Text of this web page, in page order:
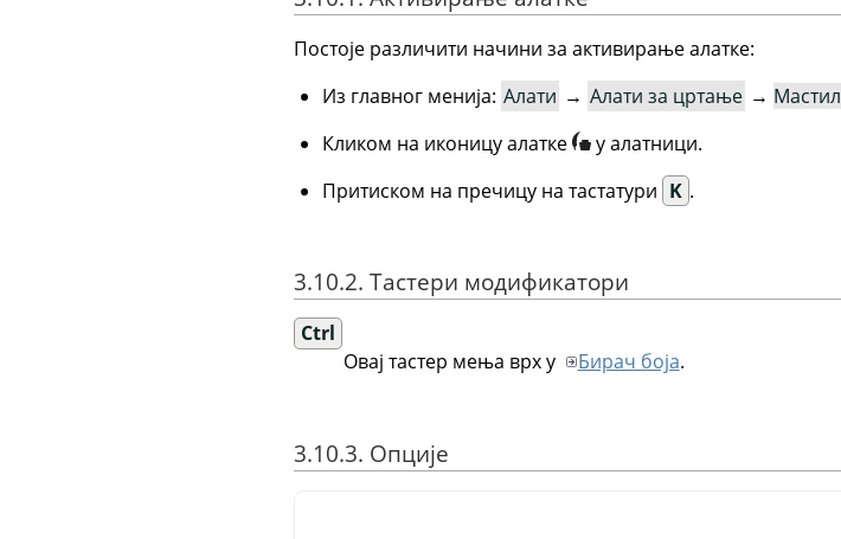
Постоје различити начини за активирање алатке:
Из главног менија: Алати → Алати за цртање →
Кликом на иконицу алатке
у алатници.
Притиском на пречицу на тастатури K .
3.10.2. Тастери модификатори
Ctrl
Овај тастер мења врх у
Бирач боја.
3.10.3. Опције